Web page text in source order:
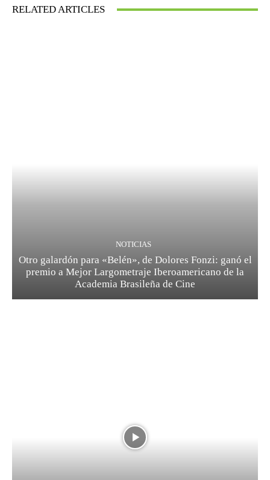
RELATED ARTICLES
NOTICIAS
Otro galardón para «Belén», de Dolores Fonzi: ganó el
premio a Mejor Largometraje Iberoamericano de la
Academia Brasileña de Cine